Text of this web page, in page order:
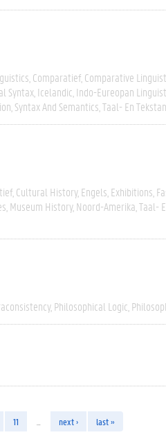
Comparatief Comparative
Syntax Icelandic Indo-Eureopan
Syntax And Semantics Taal- En
Cultural History Engels Exhibitions
Museum History Noord-Amerika Taal-
Philosophical Logic
11 next › last »